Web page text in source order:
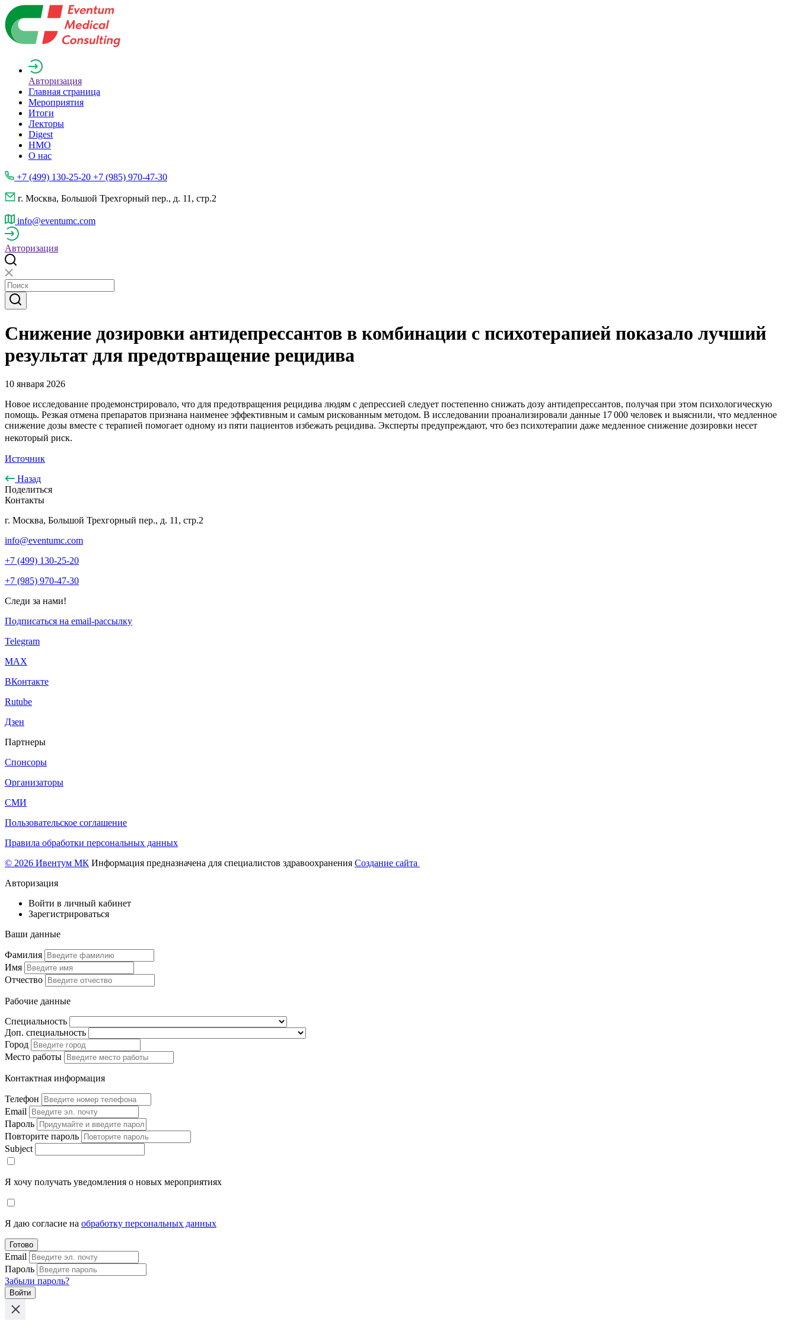
Авторизация
Главная страница
Мероприятия
Итоги
Лекторы
Digest
НМО
О нас
+7 (499) 130-25-20 +7 (985) 970-47-30
г. Москва, Большой Трехгорный пер., д. 11, стр.2
info@eventumc.com
Авторизация
Снижение дозировки антидепрессантов в комбинации с психотерапией показало лучший
результат для предотвращение рецидива
10 января 2026
Новое исследование продемонстрировало, что для предотвращения рецидива людям с депрессией следует постепенно снижать дозу антидепрессантов, получая при этом психологическую
помощь. Резкая отмена препаратов признана наименее эффективным и самым рискованным методом. В исследовании проанализировали данные 17 000 человек и выяснили, что медленное
снижение дозы вместе с терапией помогает одному из пяти пациентов избежать рецидива. Эксперты предупреждают, что без психотерапии даже медленное снижение дозировки несет
некоторый риск.
Источник
Назад
Поделиться
Контакты
г. Москва, Большой Трехгорный пер., д. 11, стр.2
info@eventumc.com
+7 (499) 130-25-20
+7 (985) 970-47-30
Следи за нами!
Подписаться на email-рассылку
Telegram
МАХ
ВКонтакте
Rutube
Дзен
Партнеры
Спонсоры
Организаторы
СМИ
Пользовательское соглашение
Правила обработки персональных данных
© 2026 Ивентум МК Информация предназначена для специалистов здравоохранения Создание сайта
Авторизация
Войти в личный кабинет
Зарегистрироваться
Ваши данные
Фамилия
Имя
Отчество
Рабочие данные
Специальность
Доп. специальность
Город
Место работы
Контактная информация
Телефон
Email
Пароль
Повторите пароль
Subject
Я хочу получать уведомления о новых мероприятиях
Я даю согласие на обработку персональных данных
Готово
Email
Пароль
Забыли пароль?
Войти